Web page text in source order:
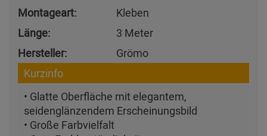
Montageart:
Kleben
Länge:
3 Meter
Hersteller:
Grömo
Kurzinfo
• Glatte Oberfläche mit elegantem,
seidenglänzendem Erscheinungsbild
• Große Farbvielfalt